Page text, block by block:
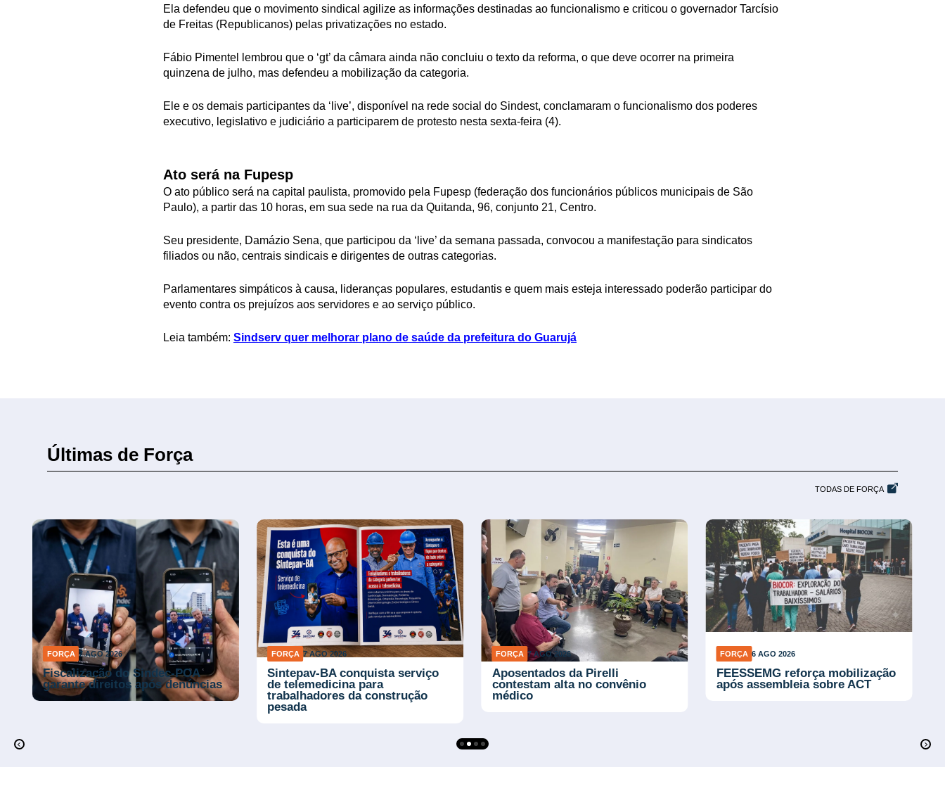
Ela defendeu que o movimento sindical agilize as informações destinadas ao funcionalismo e criticou o governador Tarcísio
de Freitas (Republicanos) pelas privatizações no estado.
Fábio Pimentel lembrou que o ‘gt’ da câmara ainda não concluiu o texto da reforma, o que deve ocorrer na primeira
quinzena de julho, mas defendeu a mobilização da categoria.
Ele e os demais participantes da ‘live’, disponível na rede social do Sindest, conclamaram o funcionalismo dos poderes
executivo, legislativo e judiciário a participarem de protesto nesta sexta-feira (4).
Ato será na Fupesp
O ato público será na capital paulista, promovido pela Fupesp (federação dos funcionários públicos municipais de São
Paulo), a partir das 10 horas, em sua sede na rua da Quitanda, 96, conjunto 21, Centro.
Seu presidente, Damázio Sena, que participou da ‘live’ da semana passada, convocou a manifestação para sindicatos
filiados ou não, centrais sindicais e dirigentes de outras categorias.
Parlamentares simpáticos à causa, lideranças populares, estudantis e quem mais esteja interessado poderão participar do
evento contra os prejuízos aos servidores e ao serviço público.
Leia também: Sindserv quer melhorar plano de saúde da prefeitura do Guarujá
Últimas de Força
TODAS DE FORÇA
FORÇA 7 AGO 2026
Fiscalização do Sindec-POA
garante direitos após denúncias
FORÇA 7 AGO 2026
Sintepav-BA conquista serviço
de telemedicina para
trabalhadores da construção
pesada
FORÇA 7 AGO 2026
Aposentados da Pirelli
contestam alta no convênio
médico
FORÇA 6 AGO 2026
FEESSEMG reforça mobilização
após assembleia sobre ACT